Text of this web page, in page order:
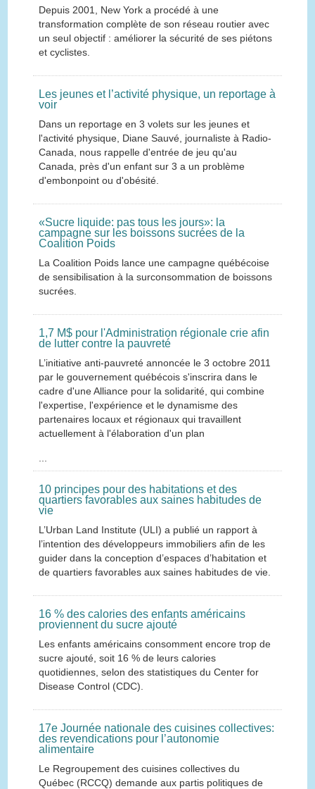
Depuis 2001, New York a procédé à une
transformation complète de son réseau routier avec
un seul objectif : améliorer la sécurité de ses piétons
et cyclistes.
Les jeunes et l’activité physique, un reportage à
voir
Dans un reportage en 3 volets sur les jeunes et
l'activité physique, Diane Sauvé, journaliste à Radio-
Canada, nous rappelle d'entrée de jeu qu'au
Canada, près d'un enfant sur 3 a un problème
d'embonpoint ou d'obésité.
«Sucre liquide: pas tous les jours»: la
campagne sur les boissons sucrées de la
Coalition Poids
La Coalition Poids lance une campagne québécoise
de sensibilisation à la surconsommation de boissons
sucrées.
1,7 M$ pour l'Administration régionale crie afin
de lutter contre la pauvreté
L’initiative anti-pauvreté annoncée le 3 octobre 2011
par le gouvernement québécois s'inscrira dans le
cadre d'une Alliance pour la solidarité, qui combine
l'expertise, l'expérience et le dynamisme des
partenaires locaux et régionaux qui travaillent
actuellement à l'élaboration d'un plan
10 principes pour des habitations et des
quartiers favorables aux saines habitudes de
vie
L’Urban Land Institute (ULI) a publié un rapport à
l’intention des développeurs immobiliers afin de les
guider dans la conception d’espaces d’habitation et
de quartiers favorables aux saines habitudes de vie.
16 % des calories des enfants américains
proviennent du sucre ajouté
Les enfants américains consomment encore trop de
sucre ajouté, soit 16 % de leurs calories
quotidiennes, selon des statistiques du Center for
Disease Control (CDC).
17e Journée nationale des cuisines collectives:
des revendications pour l’autonomie
alimentaire
Le Regroupement des cuisines collectives du
Québec (RCCQ) demande aux partis politiques de